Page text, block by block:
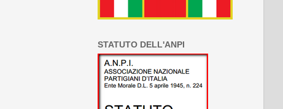
STATUTO DELL'ANPI